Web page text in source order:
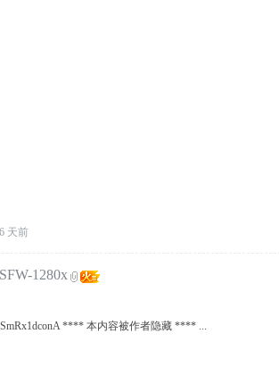
6 天前
1280x
**** 本内容被作者隐藏 **** ...